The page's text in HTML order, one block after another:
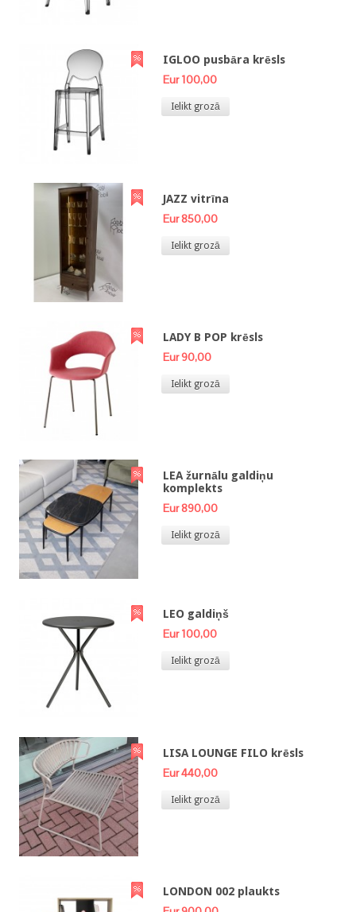
IGLOO pusbāra krēsls
Eur 100,00
Ielikt grozā
JAZZ vitrīna
Eur 850,00
Ielikt grozā
LADY B POP krēsls
Eur 90,00
Ielikt grozā
LEA žurnālu galdiņu
komplekts
Eur 890,00
Ielikt grozā
LEO galdiņš
Eur 100,00
Ielikt grozā
LISA LOUNGE FILO krēsls
Eur 440,00
Ielikt grozā
LONDON 002 plaukts